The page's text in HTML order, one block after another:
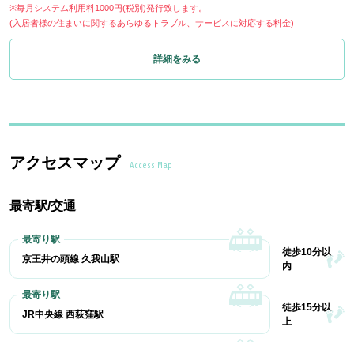
※毎月システム利用料1000円(税別)発行致します。
(入居者様の住まいに関するあらゆるトラブル、サービスに対応する料金)
詳細をみる
アクセスマップ Access Map
最寄駅/交通
京王井の頭線 久我山駅
徒歩10分以
内
JR中央線 西荻窪駅
徒歩15分以
上